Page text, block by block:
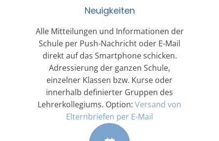
Neuigkeiten
Alle Mitteilungen und Informationen der
Schule per Push-Nachricht oder E-Mail
direkt auf das Smartphone schicken.
Adressierung der ganzen Schule,
einzelner Klassen bzw. Kurse oder
innerhalb definierter Gruppen des
Lehrerkollegiums. Option: Versand von
Elternbriefen per E-Mail